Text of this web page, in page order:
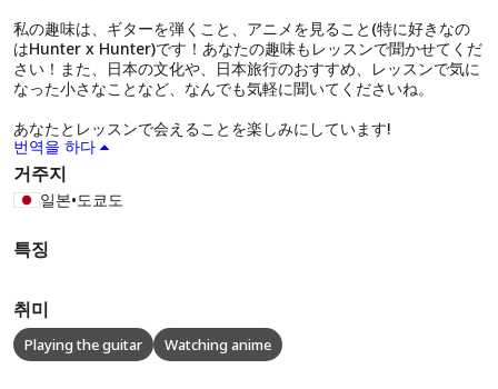
私の趣味は、ギターを弾くこと、アニメを見ること(特に好きなの
はHunter x Hunter)です！あなたの趣味もレッスンで聞かせてくだ
さい！また、日本の文化や、日本旅行のおすすめ、レッスンで気に
なった小さなことなど、なんでも気軽に聞いてくださいね。
あなたとレッスンで会えることを楽しみにしています!
번역을 하다
거주지
일본•도쿄도
특징
취미
Playing the guitar Watching anime